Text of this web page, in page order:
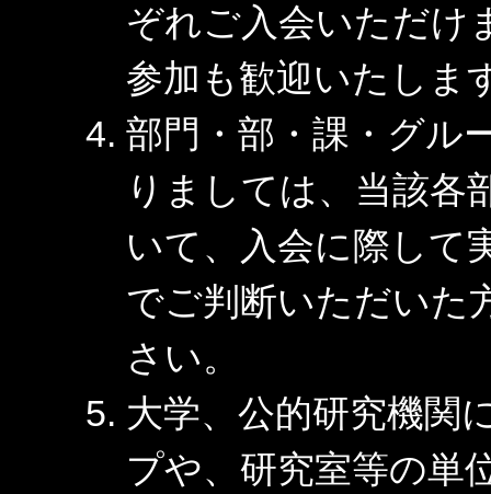
ぞれご入会いただけ
参加も歓迎いたしま
部門・部・課・グル
りましては、当該各
いて、入会に際して
でご判断いただいた
さい。
大学、公的研究機関
プや、研究室等の単